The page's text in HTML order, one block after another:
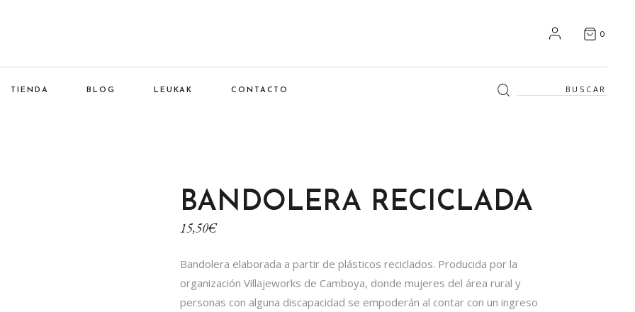
0
TIENDA BLOG LEUKAK CONTACTO Search
for:
BANDOLERA RECICLADA
15,50€
Bandolera elaborada a partir de plásticos reciclados. Producida por la
organización Villajeworks de Camboya, donde mujeres del área rural y
personas con alguna discapacidad se empoderán al contar con un ingreso